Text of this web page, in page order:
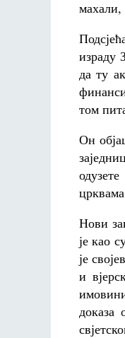
израду
да ту
том
Он
Нови
је као
је
и
доказа